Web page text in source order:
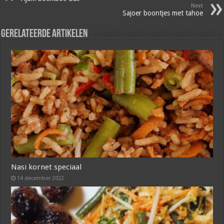
Next
Sajoer boontjes met tahoe
Gerelateerde artikelen
Nasi kornet speciaal
14 december 2022